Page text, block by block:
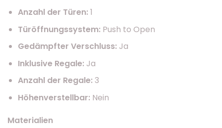
Anzahl der Türen: 1
Türöffnungssystem: Push to Open
Gedämpfter Verschluss: Ja
Inklusive Regale: Ja
Anzahl der Regale: 3
Höhenverstellbar: Nein
Materialien